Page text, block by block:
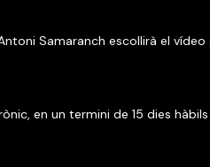
Samaranch escollirà el
en un termini de 15 dies